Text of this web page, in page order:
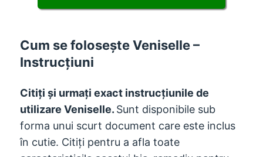
Cum se folosește Veniselle –
Instrucțiuni
Citiți și urmați exact instrucțiunile de
utilizare Veniselle. Sunt disponibile sub
forma unui scurt document care este inclus
în cutie. Citiți pentru a afla toate